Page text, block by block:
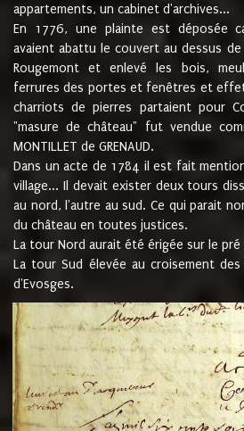
appartements, un cabinet d'archives...
En 1776, une plainte est déposée
avaient abattu le couvert au dessus
Rougemont et enlevé les bois,
ferrures des portes et fenêtres et
charriots de pierres partaient pour
"masure de château" fut vendue
MONTILLET de GRENAUD.
Dans un acte de 1784 il est fait
village... Il devait exister deux tours
au nord, l'autre au sud. Ce qui parait
du château en toutes justices.
La tour Nord aurait été érigée sur le pré
La tour Sud élevée au croisement
d'Evosges.